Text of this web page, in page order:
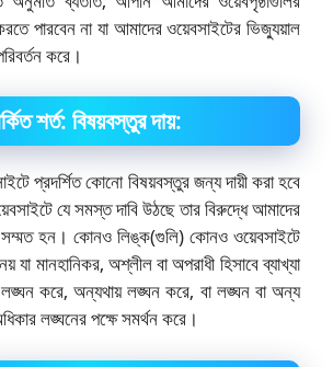
পারবেন না যা আমাদের ওয়েবসাইটের ভিজ্যুয়াল
করে।
শর্ত: বিষয়বস্তুর দায়:
প্রদর্শিত কোনো বিষয়বস্তুর জন্য দায়ী করা হবে
যে সমস্ত দাবি উঠছে তার বিরুদ্ধে আমাদের
সম্মত হন। কোনও লিঙ্ক(গুলি) কোনও ওয়েবসাইটে
যা মানহানিকর, অশ্লীল বা অপরাধী হিসাবে ব্যাখ্যা
লঙ্ঘন করে, অন্যথায় লঙ্ঘন করে, বা লঙ্ঘন বা অন্য
লঙ্ঘনের পক্ষে সমর্থন করে।